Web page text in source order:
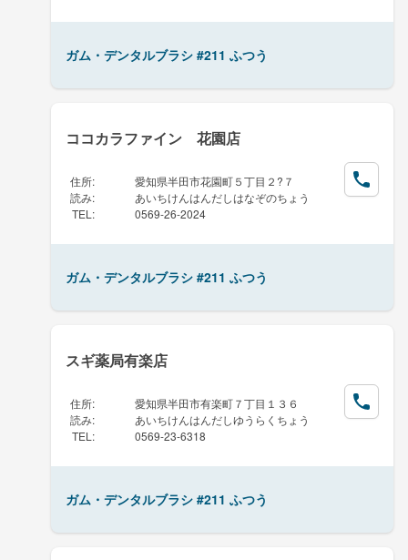
ガム・デンタルブラシ #211 ふつう
ココカラファイン 花園店
住所:
愛知県半田市花園町５丁目２?７
読み:
あいちけんはんだしはなぞのちょう
TEL : 0569-26-2024
ガム・デンタルブラシ #211 ふつう
スギ薬局有楽店
住所:
愛知県半田市有楽町７丁目１３６
読み:
あいちけんはんだしゆうらくちょう
TEL : 0569-23-6318
ガム・デンタルブラシ #211 ふつう